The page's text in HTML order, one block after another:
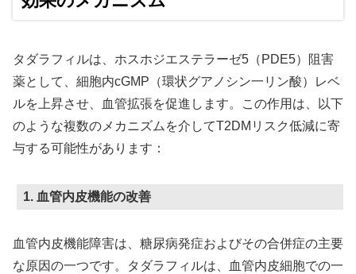
タダラフィルは、ホスホジエステラーゼ5（PDE5）阻害
薬として、細胞内cGMP（環状グアノシン一リン酸）レベ
ルを上昇させ、血管拡張を促進します。この作用は、以下
のような複数のメカニズムを介してT2DMリスク低減に寄
与する可能性があります：
1. 血管内皮機能の改善
血管内皮機能障害は、糖尿病発症およびその合併症の主要
な原因の一つです。タダラフィルは、血管内皮細胞での一